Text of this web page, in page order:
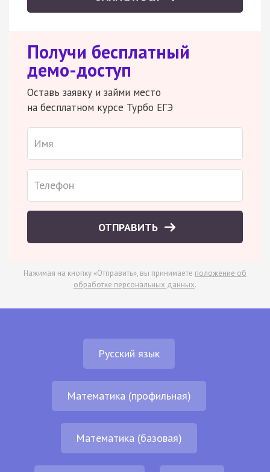
Получи бесплатный
демо-доступ
Оставь заявку и займи место
на бесплатном курсе Турбо ЕГЭ
ОТПРАВИТЬ
Нажимая на кнопку «Отправить», вы принимаете положение об
обработке персональных данных.
Русский язык
Математика (профильная)
Математика (базовая)